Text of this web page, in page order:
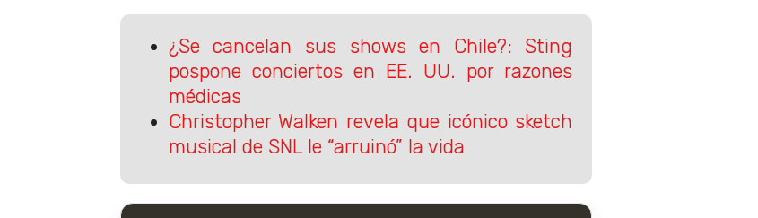
¿Se cancelan sus shows en Chile?: Sting
pospone conciertos en EE. UU. por razones
médicas
Christopher Walken revela que icónico sketch
musical de SNL le “arruinó” la vida